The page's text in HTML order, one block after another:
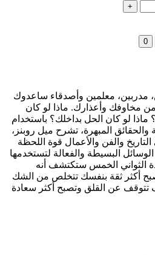
+
0
مدربين، معلمين وأصدقاء ساعدوك
مخاوفك وأعذارك. ماذا لو كان
ماذا لو كان الحل بداخلك؟ باستخدام
المبهرة، تشرح ميل روبنز،
والفن والأعمال قوة اللحظة
البسيطة والفعالة لتستخدمها
الخمس ستكتشف أنه
كي: تصبح أكثر ثقة بنفسك تتخلص من الشك
تتوقف عن القلق وتصبح أكثر سعادة